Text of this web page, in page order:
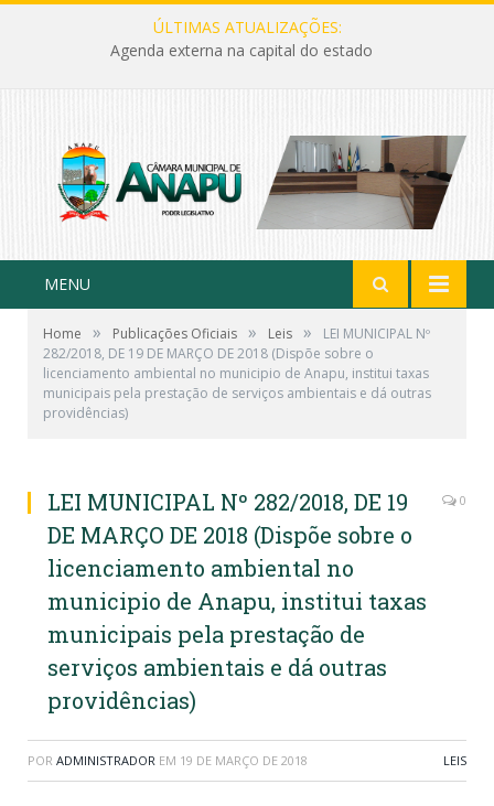
ÚLTIMAS ATUALIZAÇÕES:
Agenda externa na capital do estado
MENU
Home » Publicações Oficiais » Leis »
LEI MUNICIPAL Nº
282/2018, DE 19 DE MARÇO DE 2018 (Dispõe sobre o
licenciamento ambiental no municipio de Anapu, institui taxas
municipais pela prestação de serviços ambientais e dá outras
providências)
LEI MUNICIPAL Nº 282/2018, DE 19
DE MARÇO DE 2018 (Dispõe sobre o
licenciamento ambiental no
municipio de Anapu, institui taxas
municipais pela prestação de
serviços ambientais e dá outras
providências)
0
POR ADMINISTRADOR EM 19 DE MARÇO DE 2018 LEIS